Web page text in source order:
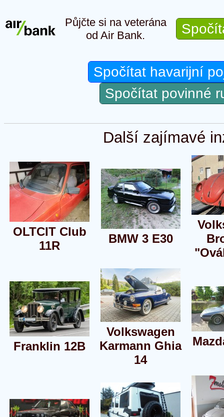
Půjčte si na veterána
od Air Bank.
Spočítat havarijní
Spočítat povinné
Další zajímavé
OLTCIT Club
11R
BMW 3 E30
Franklin 12B
Volkswagen
Karmann Ghia
14